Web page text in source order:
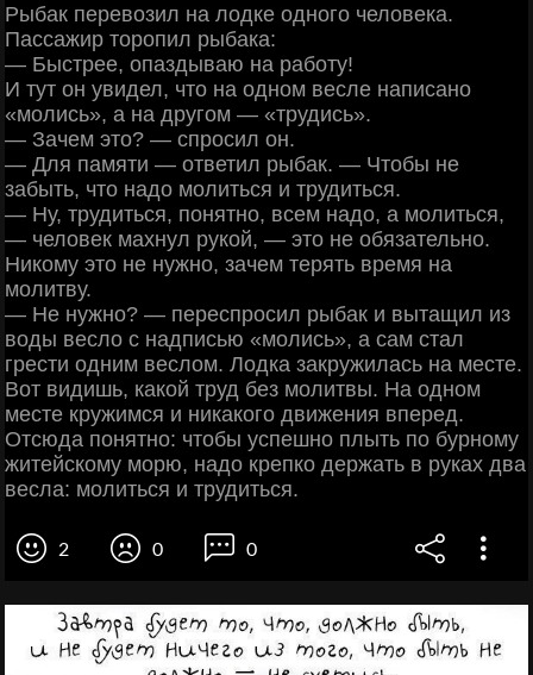
Рыбак перевозил на лодке одного человека.
Пассажир торопил рыбака:
— Быстрее, опаздываю на работу!
И тут он увидел, что на одном весле написано
«молись», а на другом — «трудись».
— Зачем это? — спросил он.
— Для памяти — ответил рыбак. — Чтобы не
забыть, что надо молиться и трудиться.
— Ну, трудиться, понятно, всем надо, а молиться,
— человек махнул рукой, — это не обязательно.
Никому это не нужно, зачем терять время на
молитву.
— Не нужно? — переспросил рыбак и вытащил из
воды весло с надписью «молись», а сам стал
грести одним веслом. Лодка закружилась на месте.
Вот видишь, какой труд без молитвы. На одном
месте кружимся и никакого движения вперед.
Отсюда понятно: чтобы успешно плыть по бурному
житейскому морю, надо крепко держать в руках два
весла: молиться и трудиться.
2 0 0